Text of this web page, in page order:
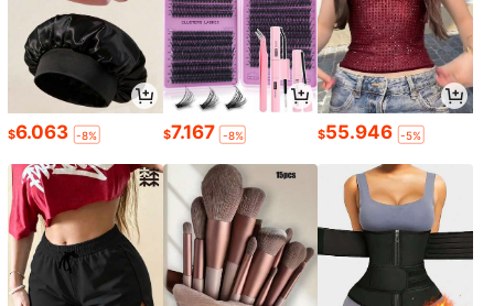
$6.063 -8% $7.167 -8% $55.946 -5%